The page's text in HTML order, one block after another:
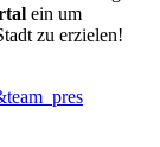
ein um
zu erzielen!